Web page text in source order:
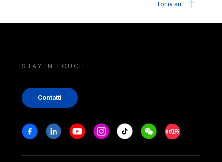
Torna su
STAY IN TOUCH
Contatti
Stay in touch
FacebookLinkedinYoutubeInstagram
Tiktok WeechatXiaohongshu/